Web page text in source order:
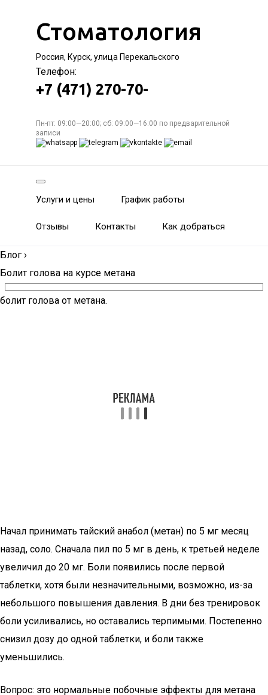
Стоматология
Россия, Курск, улица Перекальского
Телефон:
+7 (471) 270-70-
Пн-пт: 09:00—20:00; сб: 09:00—16:00 по предварительной
записи
Услуги и цены График работы
Отзывы Контакты Как добраться
Блог ›
Болит голова на курсе метана
болит голова от метана.
Начал принимать тайский анабол (метан) по 5 мг месяц
назад, соло. Сначала пил по 5 мг в день, к третьей неделе
увеличил до 20 мг. Боли появились после первой
таблетки, хотя были незначительными, возможно, из-за
небольшого повышения давления. В дни без тренировок
боли усиливались, но оставались терпимыми. Постепенно
снизил дозу до одной таблетки, и боли также
уменьшились.
Вопрос: это нормальные побочные эффекты для метана